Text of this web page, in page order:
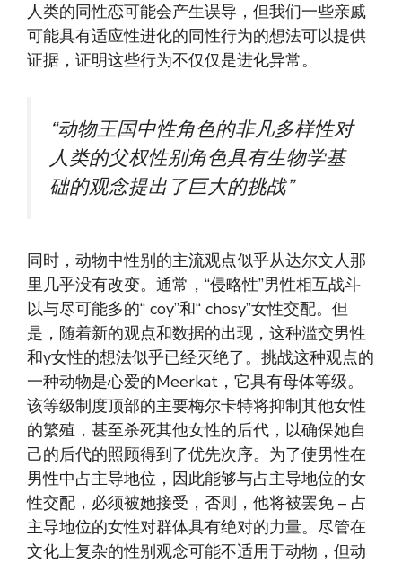
人类的同性恋可能会产生误导，但我们一些亲戚
可能具有适应性进化的同性行为的想法可以提供
证据，证明这些行为不仅仅是进化异常。
“动物王国中性角色的非凡多样性对
人类的父权性别角色具有生物学基
础的观念提出了巨大的挑战”
同时，动物中性别的主流观点似乎从达尔文人那
里几乎没有改变。通常，“侵略性”男性相互战斗
以与尽可能多的“ coy”和“ chosy”女性交配。但
是，随着新的观点和数据的出现，这种滥交男性
和y女性的想法似乎已经灭绝了。挑战这种观点的
一种动物是心爱的Meerkat，它具有母体等级。
该等级制度顶部的主要梅尔卡特将抑制其他女性
的繁殖，甚至杀死其他女性的后代，以确保她自
己的后代的照顾得到了优先次序。为了使男性在
男性中占主导地位，因此能够与占主导地位的女
性交配，必须被她接受，否则，他将被罢免 – 占
主导地位的女性对群体具有绝对的力量。尽管在
文化上复杂的性别观念可能不适用于动物，但动